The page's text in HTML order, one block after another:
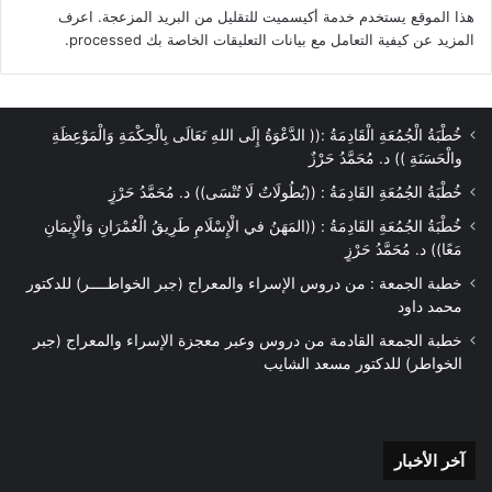
(حسن اختيار المسؤول).
(أو من توكل إليه أمور العامة):
-فيتم اختيار الشخص المناسب والأكفء
الذى يتولى المسئولية أو المنصب.
=المسئولية واجب ثقيل لا يقوم به إلا
أعاظم الرجال أما الضعيف فلا مجال له في
تحمل المسئولية حتى لو كان من أكابر
الأنقياء…
– وحين سأل أبو ذر رسول الله –صلى الله
عليه وسلم- أن يستخدمه في عمل من
أعمل الدولة
حذره الرسول -صلى الله عليه وسلم- من
رسول الله ألا تستعملني؟
هذا الموقع يستخدم خدمة أكيسميت للتقليل من البريد المزعجة. اعرف
المزيد عن كيفية التعامل مع بيانات التعليقات الخاصة بك processed
.
خُطْبَةُ الْجُمُعَةِ الْقَادِمَةُ :(( الدَّعْوَةُ إِلَى اللهِ تَعَالَى بِالْحِكْمَةِ وَالْمَوْعِظَةِ
والْحَسَنَةِ )) د. مُحَمَّدُ حَرْزٌ
خُطْبَةُ الجُمُعَةِ القَادِمَةُ : ((بُطُولَاتٌ لَا تُنْسَى)) د. مُحَمَّدُ حَرْزٍ
خُطْبَةُ الجُمُعَةِ القَادِمَةُ : ((المَهَنُ في الْإِسْلَامِ طَرِيقُ الْعُمْرَانِ وَالْإِيمَانِ
مَعًا)) د. مُحَمَّدُ حَرْزٍ
خطبة الجمعة : من دروس الإسراء والمعراج (جبر الخواطــــر) للدكتور
محمد داود
خطبة الجمعة القادمة من دروس وعبر معجزة الإسراء والمعراج (جبر
الخواطر) للدكتور مسعد الشايب
آخر الأخبار